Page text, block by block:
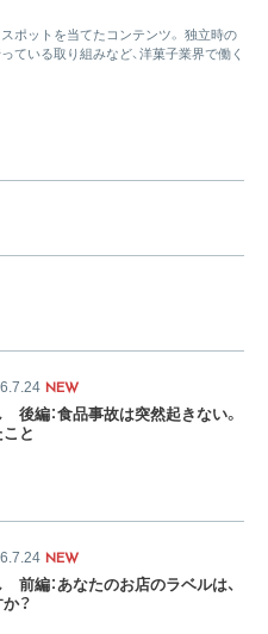
ポットを当てたコンテンツ。 独立時の
ている取り組みなど、洋菓子業界で働く
NEW
編：食品事故は突然起きない。
と
NEW
編：あなたのお店のラベルは、
？